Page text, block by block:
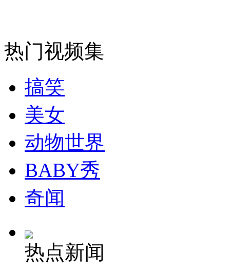
走！跟着总书记去植树
消防员救轻生者
热门视频集
搞笑
美女
动物世界
BABY秀
奇闻
热点新闻